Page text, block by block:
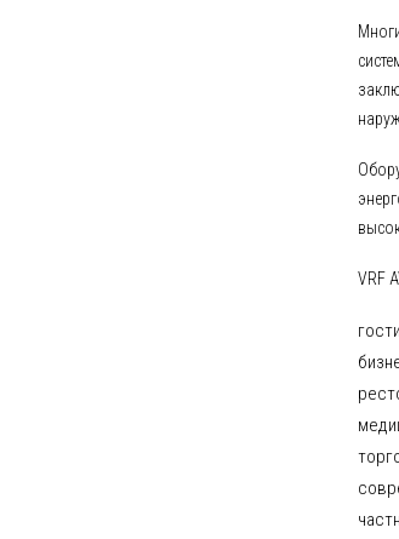
VRF